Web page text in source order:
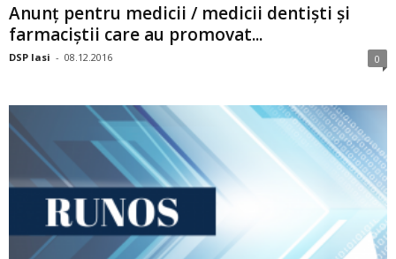
Anunț pentru medicii / medicii dentiști și
farmaciștii care au promovat...
DSP Iasi - 08.12.2016 0